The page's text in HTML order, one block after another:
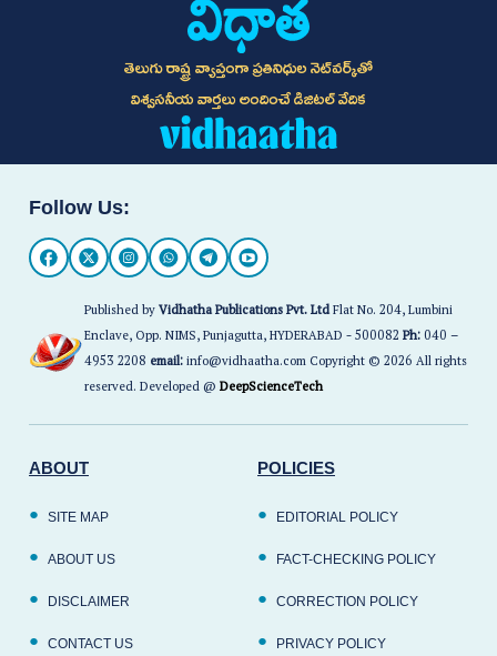
తెలుగు రాష్ట్ర వ్యాప్తంగా ప్రతినిధుల నెట్‌వర్క్‌తో
విశ్వసనీయ వార్తలు అందించే డిజిటల్ వేదిక
Follow Us:
Published byVidhatha Publications Pvt. LtdFlat No. 204, Lumbini
Enclave, Opp. NIMS, Punjagutta, HYDERABAD - 500082Ph:040 –
4953 2208 email:info@vidhaatha.com Copyright © 2026 All rights
reserved. Developed @DeepScienceTech
ABOUT
SITE MAP
ABOUT US
DISCLAIMER
CONTACT US
POLICIES
EDITORIAL POLICY
FACT-CHECKING POLICY
CORRECTION POLICY
PRIVACY POLICY